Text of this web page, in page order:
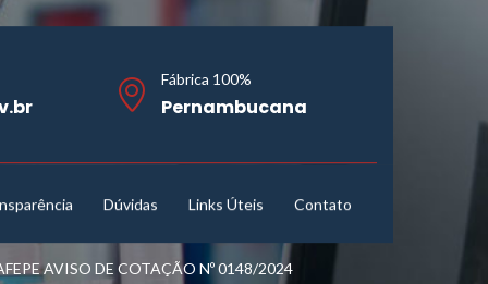
Fábrica 100%
Pernambucana
Dúvidas Links Úteis Contato
AVISO DE COTAÇÃO Nº 0148/2024